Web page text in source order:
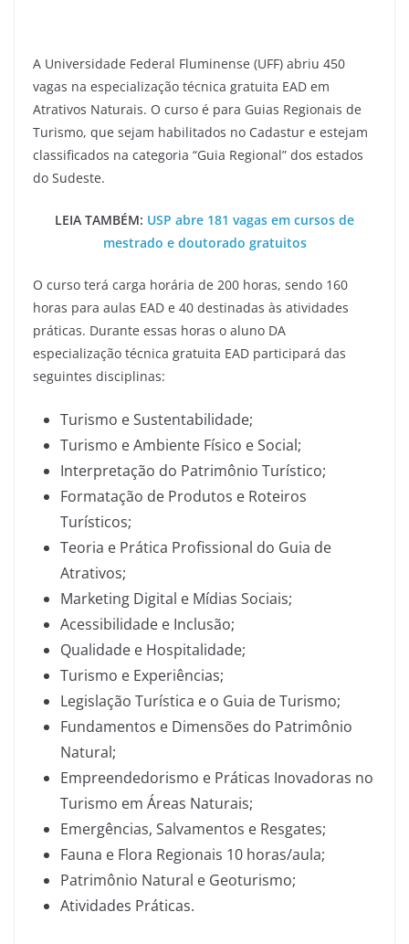
A Universidade Federal Fluminense (UFF) abriu 450
vagas na especialização técnica gratuita EAD em
Atrativos Naturais. O curso é para Guias Regionais de
Turismo, que sejam habilitados no Cadastur e estejam
classificados na categoria “Guia Regional” dos estados
do Sudeste.
LEIA TAMBÉM: USP abre 181 vagas em cursos de
mestrado e doutorado gratuitos
O curso terá carga horária de 200 horas, sendo 160
horas para aulas EAD e 40 destinadas às atividades
práticas. Durante essas horas o aluno DA
especialização técnica gratuita EAD participará das
seguintes disciplinas:
Turismo e Sustentabilidade;
Turismo e Ambiente Físico e Social;
Interpretação do Patrimônio Turístico;
Formatação de Produtos e Roteiros
Turísticos;
Teoria e Prática Profissional do Guia de
Atrativos;
Marketing Digital e Mídias Sociais;
Acessibilidade e Inclusão;
Qualidade e Hospitalidade;
Turismo e Experiências;
Legislação Turística e o Guia de Turismo;
Fundamentos e Dimensões do Patrimônio
Natural;
Empreendedorismo e Práticas Inovadoras no
Turismo em Áreas Naturais;
Emergências, Salvamentos e Resgates;
Fauna e Flora Regionais 10 horas/aula;
Patrimônio Natural e Geoturismo;
Atividades Práticas.